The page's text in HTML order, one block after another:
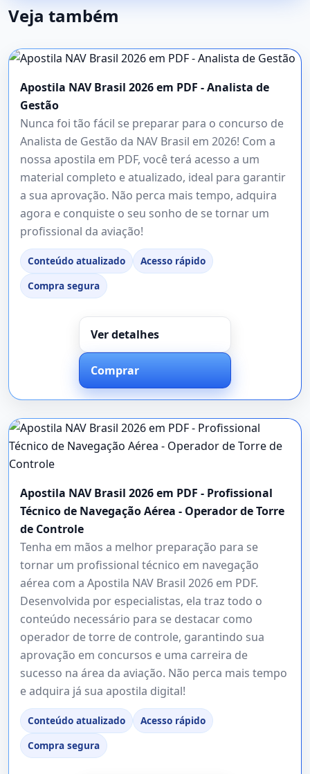
Veja também
Apostila NAV Brasil 2026 em PDF - Analista de
Gestão
Nunca foi tão fácil se preparar para o concurso de
Analista de Gestão da NAV Brasil em 2026! Com a
nossa apostila em PDF, você terá acesso a um
material completo e atualizado, ideal para garantir
a sua aprovação. Não perca mais tempo, adquira
agora e conquiste o seu sonho de se tornar um
profissional da aviação!
Conteúdo atualizado
Acesso rápido
Compra segura
Ver detalhes
Comprar
Apostila NAV Brasil 2026 em PDF - Profissional
Técnico de Navegação Aérea - Operador de Torre
de Controle
Tenha em mãos a melhor preparação para se
tornar um profissional técnico em navegação
aérea com a Apostila NAV Brasil 2026 em PDF.
Desenvolvida por especialistas, ela traz todo o
conteúdo necessário para se destacar como
operador de torre de controle, garantindo sua
aprovação em concursos e uma carreira de
sucesso na área da aviação. Não perca mais tempo
e adquira já sua apostila digital!
Conteúdo atualizado
Acesso rápido
Compra segura